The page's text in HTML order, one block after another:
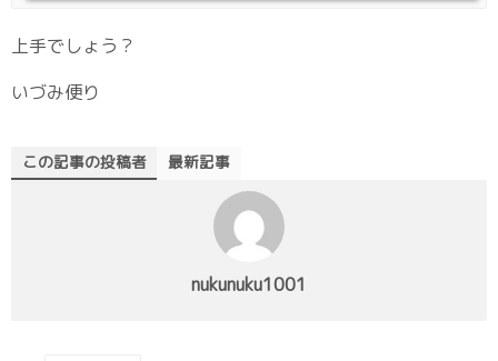
上手でしょう？
いづみ便り
この記事の投稿者 最新記事
nukunuku1001